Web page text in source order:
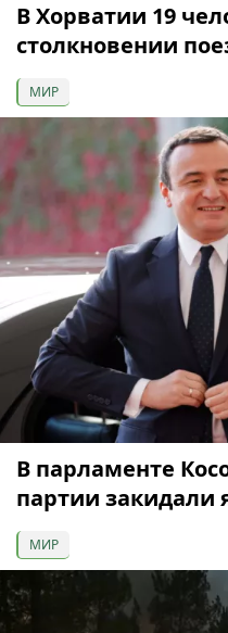
В Хорватии 19
столкновении
МИР
В парламенте
партии закидали
МИР